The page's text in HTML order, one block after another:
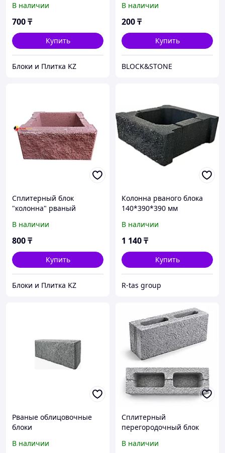
В наличии
700₸
Купить
Блоки и Плитка KZ
390х190х90 мм
В наличии
200₸
Купить
BLOCK&STONE
Сплитерный блок
"колонна" рваный
В наличии
800₸
Купить
Блоки и Плитка KZ
Колонна рваного блока
140*390*390 мм
В наличии
1 140₸
Купить
R-tas group
Рваные облицовочные
блоки
В наличии
Сплитерный
перегородочный блок
390х190х90 мм
В наличии